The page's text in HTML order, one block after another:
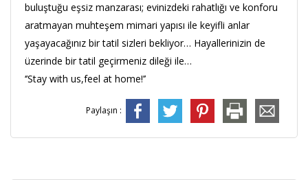
buluştuğu eşsiz manzarası; evinizdeki rahatlığı ve konforu
aratmayan muhteşem mimari yapısı ile keyifli anlar
yaşayacağınız bir tatil sizleri bekliyor… Hayallerinizin de
üzerinde bir tatil geçirmeniz dileği ile…
‘’Stay with us,feel at home!’’
Paylaşın :